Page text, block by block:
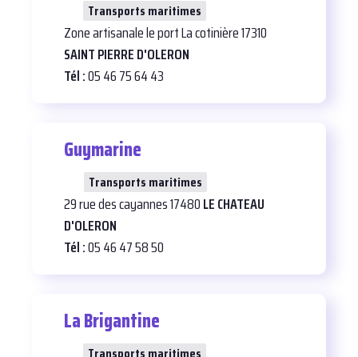
Transports maritimes
Zone artisanale le port La cotinière 17310
SAINT PIERRE D'OLERON
Tél :05 46 75 64 43
Guymarine
Transports maritimes
29 rue des cayannes 17480LE CHATEAU
D'OLERON
Tél :05 46 47 58 50
La Brigantine